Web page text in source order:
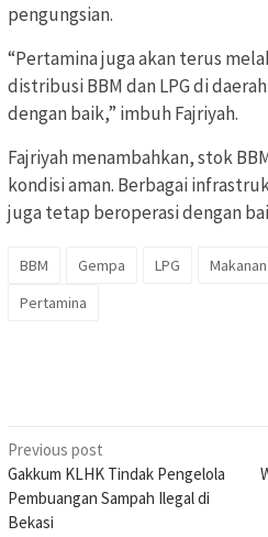
pengungsian.
“Pertamina juga akan terus
distribusi BBM dan LPG di
dengan baik,” imbuh Fajriyah.
Fajriyah menambahkan, stok
kondisi aman. Berbagai
juga tetap beroperasi dengan
BBM Gempa LPG Makanan
Pertamina
Post
navigation
Previous post
Gakkum KLHK Tindak Pengelola
Pembuangan Sampah Ilegal di
Bekasi